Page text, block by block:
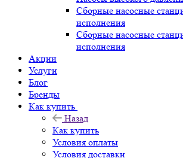
Сборные насосные
исполнения
Сборные насосные
исполнения
Акции
Услуги
Блог
Бренды
Как купить
Назад
Как купить
Условия оплаты
Условия доставки